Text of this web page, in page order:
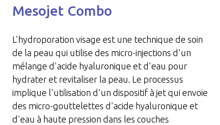
Mesojet Combo
L'hydroporation visage est une technique de soin
de la peau qui utilise des micro-injections d'un
mélange d'acide hyaluronique et d'eau pour
hydrater et revitaliser la peau. Le processus
implique l'utilisation d'un dispositif à jet qui envoie
des micro-gouttelettes d'acide hyaluronique et
d'eau à haute pression dans les couches